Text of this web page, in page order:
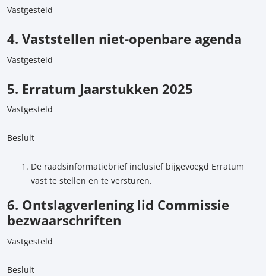
Vastgesteld
4. Vaststellen niet-openbare agenda
Vastgesteld
5. Erratum Jaarstukken 2025
Vastgesteld
Besluit
De raadsinformatiebrief inclusief bijgevoegd Erratum
vast te stellen en te versturen.
6. Ontslagverlening lid Commissie
bezwaarschriften
Vastgesteld
Besluit